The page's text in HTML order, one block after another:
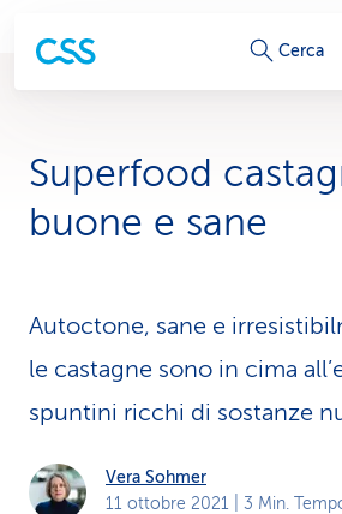
c
e
a
m
Cerca
Superfood
buone e sane
Autoctone, sane e
le castagne sono in cima
spuntini ricchi di sostanze
Vera Sohmer
11 ottobre 2021 | 3 Min.